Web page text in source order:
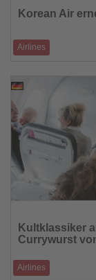
die
Nachrichten
Korean Air
Airlines
die
Nachrichten
Kultklassiker
Currywurst
Airlines